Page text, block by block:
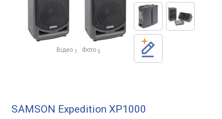
Відео 1 Фото 5
SAMSON Expedition XP1000